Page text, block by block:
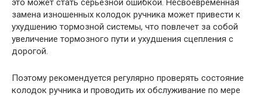
это может стать серьезной ошибкой. Несвоевременная
замена изношенных колодок ручника может привести к
ухудшению тормозной системы, что повлечет за собой
увеличение тормозного пути и ухудшения сцепления с
дорогой.
Поэтому рекомендуется регулярно проверять состояние
колодок ручника и проводить их обслуживание по мере